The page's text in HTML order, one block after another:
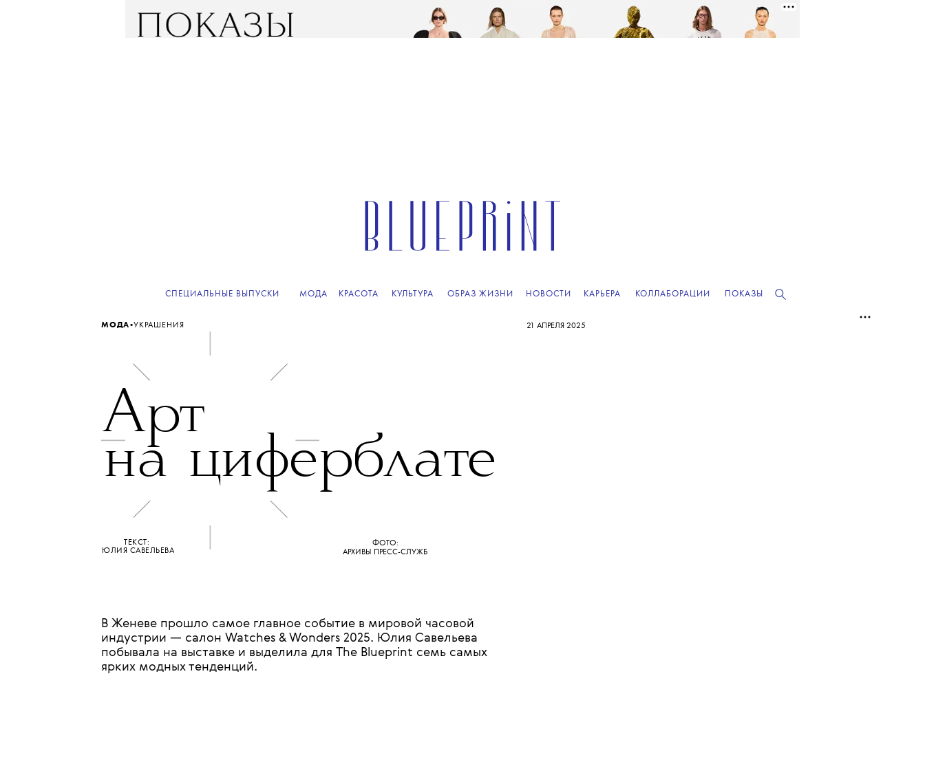
СПЕЦИАЛЬНЫЕ ВЫПУСКИ МОДА КРАСОТА КУЛЬТУРА ОБРАЗ ЖИЗНИ НОВОСТИ КАРЬЕРА КОЛЛАБОРАЦИИ ПОКАЗЫ
РЕКЛАМА
МОДА•УКРАШЕНИЯ 21 АПРЕЛЯ 2025
Арт
на циферблате
ФОТО:
АРХИВЫ ПРЕСС-СЛУЖБ
ТЕКСТ:
ЮЛИЯ САВЕЛЬЕВА
В Женеве прошло самое главное событие в мировой часовой
индустрии — салон Watches & Wonders 2025. Юлия Савельева
побывала на выставке и выделила для The Blueprint семь самых
ярких модных тенденций.